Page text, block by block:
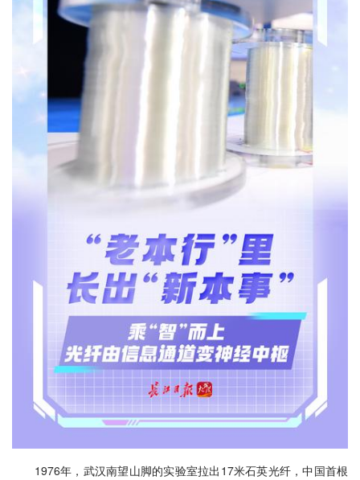
1976年，武汉南望山脚的实验室拉出17米石英光纤，中国首根